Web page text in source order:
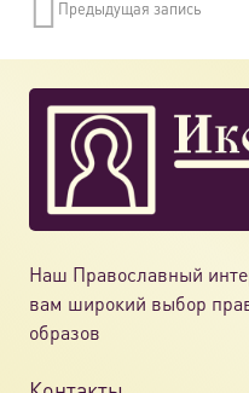
Предыдущая запись
Наш Православный
вам широкий выбор
образов